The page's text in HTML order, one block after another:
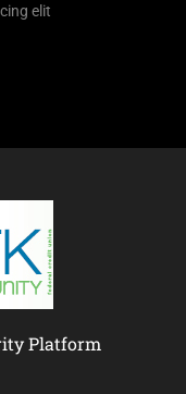
elit
Platform